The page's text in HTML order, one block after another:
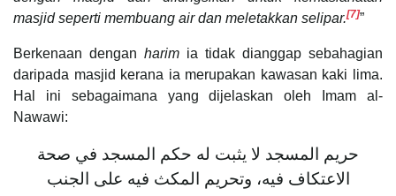
masjid seperti membuang air dan meletakkan selipar.[7]”
Berkenaan dengan harim ia tidak dianggap sebahagian
daripada masjid kerana ia merupakan kawasan kaki lima.
Hal ini sebagaimana yang dijelaskan oleh Imam al-
Nawawi:
حريم المسجد لا يثبت له حكم المسجد في صحة
الاعتكاف فيه، وتحريم المكث فيه على الجنب